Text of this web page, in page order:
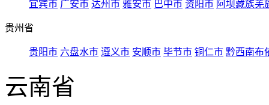
宜宾市 广安市 达州市 雅安市 巴中市 资阳市 阿坝藏族羌
贵州省
贵阳市 六盘水市 遵义市 安顺市 毕节市 铜仁市 黔西南布
云南省